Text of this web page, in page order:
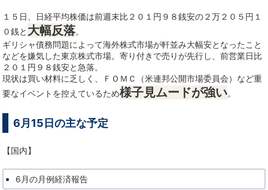
１５日、日経平均株価は前週末比２０１円９８銭安の２万２０５円１
０銭と 大幅反落。
ギリシャ債務問題によって海外株式市場が軒並み大幅安となったこと
などを嫌気した東京株式市場。寄り付きで売りが先行し、前営業日比
２０１円９８銭安と急落。
現状は買い材料に乏しく、ＦＯＭＣ（米連邦公開市場委員会）など重
要なイベントを控えているため様子見ムードが強い。
6月15日の主な予定
【国内】
6月の月例経済報告